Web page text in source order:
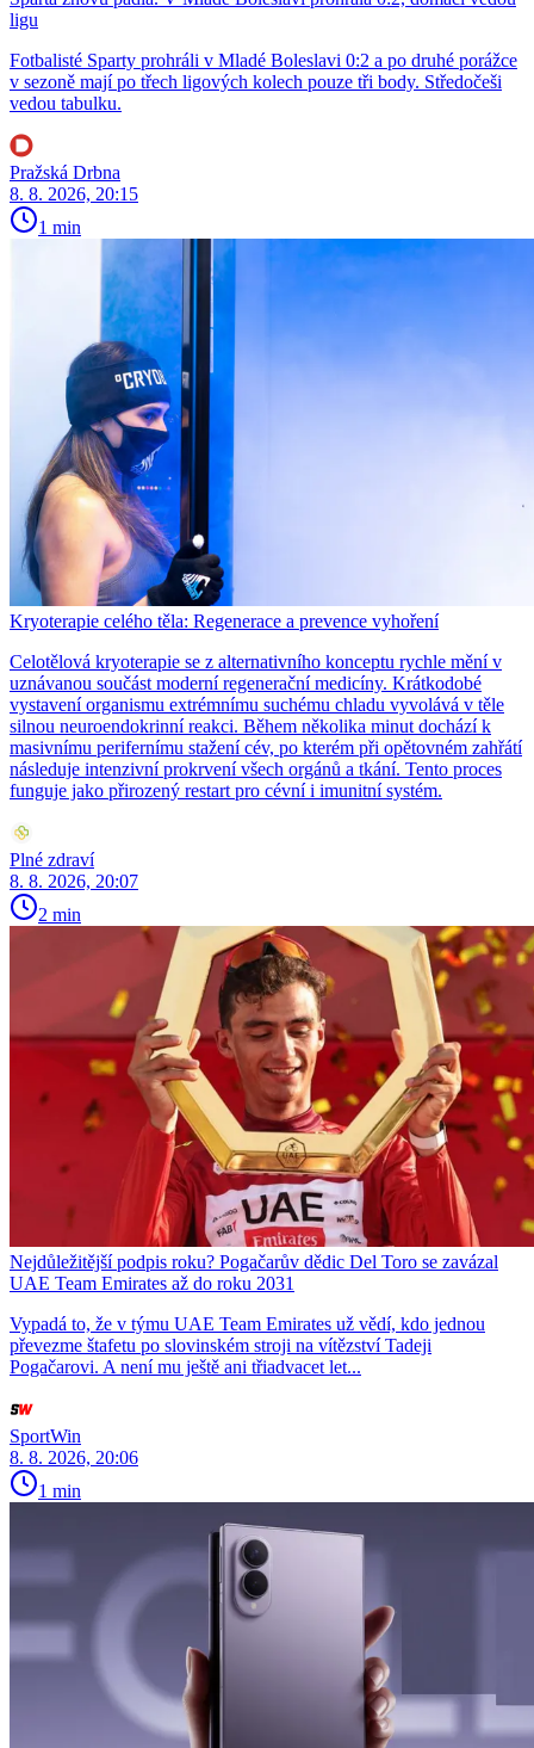
ligu
Fotbalisté Sparty prohráli v Mladé Boleslavi 0:2 a po druhé porážce
v sezoně mají po třech ligových kolech pouze tři body. Středočeši
vedou tabulku.
Pražská Drbna
8. 8. 2026, 20:15
1 min
Kryoterapie celého těla: Regenerace a prevence vyhoření
Celotělová kryoterapie se z alternativního konceptu rychle mění v
uznávanou součást moderní regenerační medicíny. Krátkodobé
vystavení organismu extrémnímu suchému chladu vyvolává v těle
silnou neuroendokrinní reakci. Během několika minut dochází k
masivnímu perifernímu stažení cév, po kterém při opětovném zahřátí
následuje intenzivní prokrvení všech orgánů a tkání. Tento proces
funguje jako přirozený restart pro cévní i imunitní systém.
Plné zdraví
8. 8. 2026, 20:07
2 min
Nejdůležitější podpis roku? Pogačarův dědic Del Toro se zavázal
UAE Team Emirates až do roku 2031
Vypadá to, že v týmu UAE Team Emirates už vědí, kdo jednou
převezme štafetu po slovinském stroji na vítězství Tadeji
Pogačarovi. A není mu ještě ani třiadvacet let...
SportWin
8. 8. 2026, 20:06
1 min